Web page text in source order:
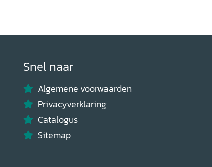
Snel naar
Algemene voorwaarden
Privacyverklaring
Catalogus
Sitemap